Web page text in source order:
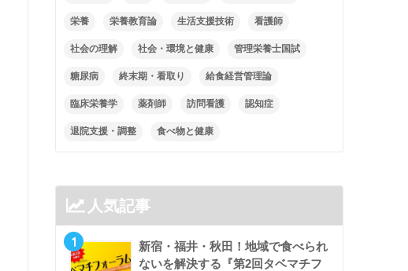
栄養 栄養教育論 生活支援技術 看護師
社会の理解 社会・環境と健康 管理栄養士国試
糖尿病 終末期・看取り 給食経営管理論
臨床栄養学 薬剤師 訪問看護 認知症
退院支援・調整 食べ物と健康
人気記事
1
新宿・福井・秋田！地域で食べられ
ないを解決する『第2回タベマチフ